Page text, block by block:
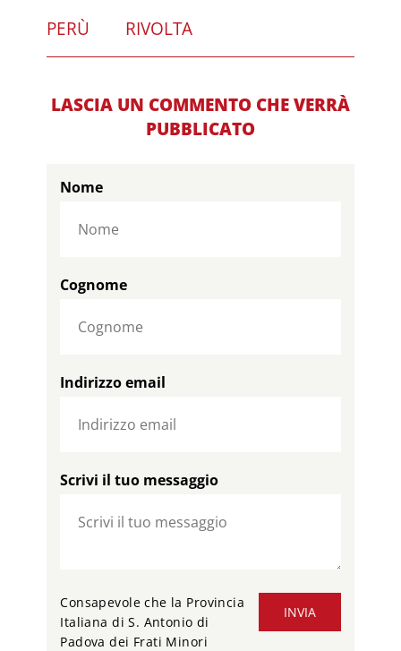
PERÙ RIVOLTA
LASCIA UN COMMENTO CHE VERRÀ
PUBBLICATO
Nome
Cognome
Indirizzo email
Scrivi il tuo messaggio
INVIA
Consapevole che la Provincia
Italiana di S. Antonio di
Padova dei Frati Minori